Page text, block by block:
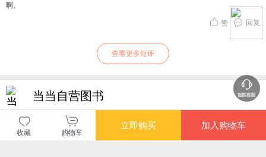
啊。
回复
赞
查看更多短评
当当自营图书
商品包装
4.70 4.77
快递员满意度
收藏 购物车
立即购买 加入购物车